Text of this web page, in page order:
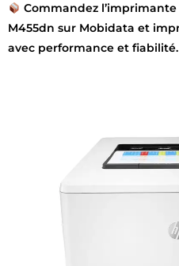
Commandez
M455dn sur Mobidata et
avec performance et fiabilité.